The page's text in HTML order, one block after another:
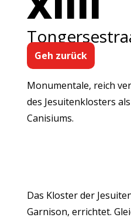
Geh zurück
Monumentale, reich
des Jesuitenklosters
Canisiums.
Das Kloster der
Garnison, errichtet.